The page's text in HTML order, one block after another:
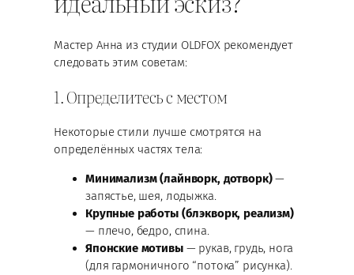
Мастер Анна из студии OLDFOX рекомендует
следовать этим советам:
1. Определитесь с местом
Некоторые стили лучше смотрятся на
определённых частях тела:
Минимализм (лайнворк, дотворк)—
запястье, шея, лодыжка.
Крупные работы (блэкворк, реализм)
— плечо, бедро, спина.
Японские мотивы— рукав, грудь, нога
(для гармоничного “потока” рисунка).